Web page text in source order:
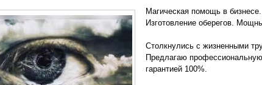
Магическая помощь в
Изготовление оберегов.
Столкнулись с жизненными
Предлагаю
гарантией 100%.